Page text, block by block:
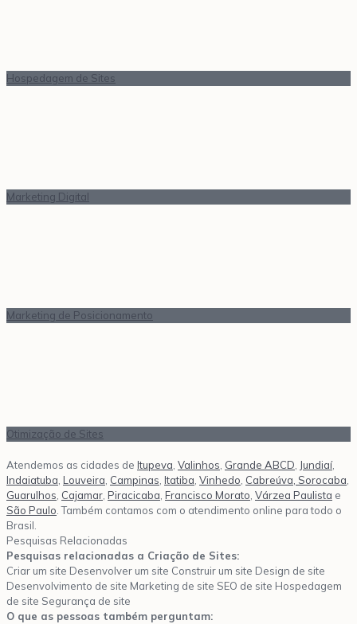
Hospedagem de Sites
Marketing Digital
Marketing de Posicionamento
Otimização de Sites
Atendemos as cidades de Itupeva Valinhos Grande ABCD Jundiaí,
Indaiatuba Louveira Campinas Itatiba Vinhedo Cabreúva, Sorocaba
Guarulhos Cajamar Piracicaba Francisco Morato Várzea Paulista e
São Paulo . Também contamos com o atendimento online para todo o
Brasil.
Pesquisas Relacionadas
Pesquisas relacionadas a Criação de Sites:
Criar um site Desenvolver um site Construir um site Design de site
Desenvolvimento de site Marketing de site SEO de site Hospedagem
de site Segurança de site
O que as pessoas também perguntam: